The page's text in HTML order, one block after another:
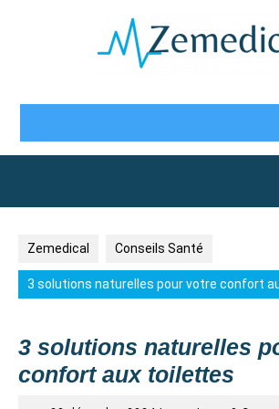
Zemedical Conseils Santé
3 solutions naturelles pour votre confort
3 solutions naturelles
confort aux toilettes